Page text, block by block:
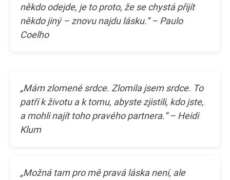
někdo odejde, je to proto, že se chystá přijít
někdo jiný – znovu najdu lásku.“ – Paulo
Coelho
„Mám zlomené srdce. Zlomila jsem srdce. To
patří k životu a k tomu, abyste zjistili, kdo jste,
a mohli najít toho pravého partnera.“ – Heidi
Klum
„Možná tam pro mě pravá láska není, ale